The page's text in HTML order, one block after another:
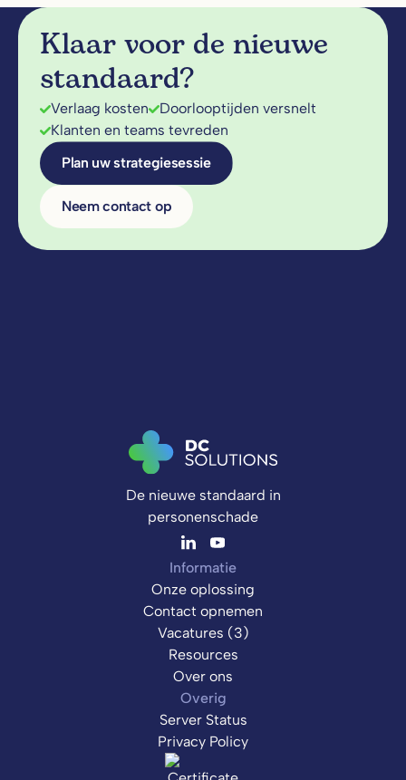
Klaar voor de nieuwe
standaard?
Verlaag kosten
Doorlooptijden versnelt
Klanten en teams tevreden
Plan uw strategiesessie
Neem contact op
De nieuwe standaard in
personenschade
Informatie
Onze oplossing
Contact opnemen
Vacatures (3)
Resources
Over ons
Overig
Server Status
Privacy Policy